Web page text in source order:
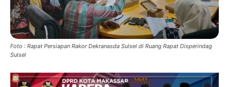
Foto : Rapat Persiapan Rakor Dekranasda Sulsel di Ruang Rapat Disperindag
Sulsel